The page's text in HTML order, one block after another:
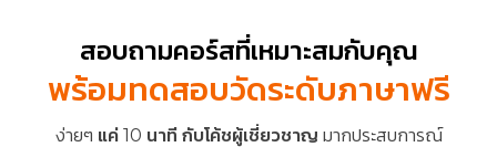
สอบถามคอร์สที่เหมาะสมกับคุณ
พร้อมทดสอบวัดระดับภาษาฟรี
ง่ายๆ แค่ 10 นาที กับโค้ชผู้เชี่ยวชาญ มากประสบการณ์